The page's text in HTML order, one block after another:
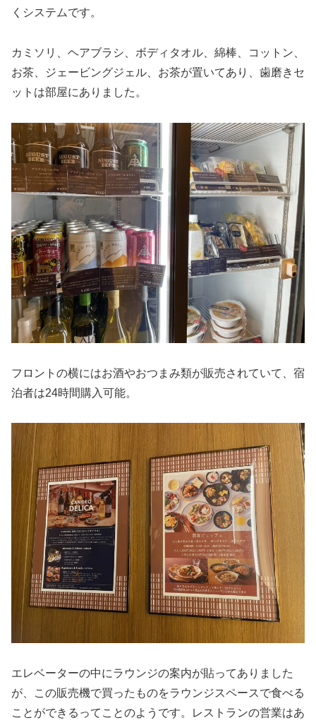
くシステムです。
カミソリ、ヘアブラシ、ボディタオル、綿棒、コットン、
お茶、ジェービングジェル、お茶が置いてあり、歯磨きセ
ットは部屋にありました。
フロントの横にはお酒やおつまみ類が販売されていて、宿
泊者は24時間購入可能。
エレベーターの中にラウンジの案内が貼ってありました
が、この販売機で買ったものをラウンジスペースで食べる
ことができるってことのようです。レストランの営業はあ